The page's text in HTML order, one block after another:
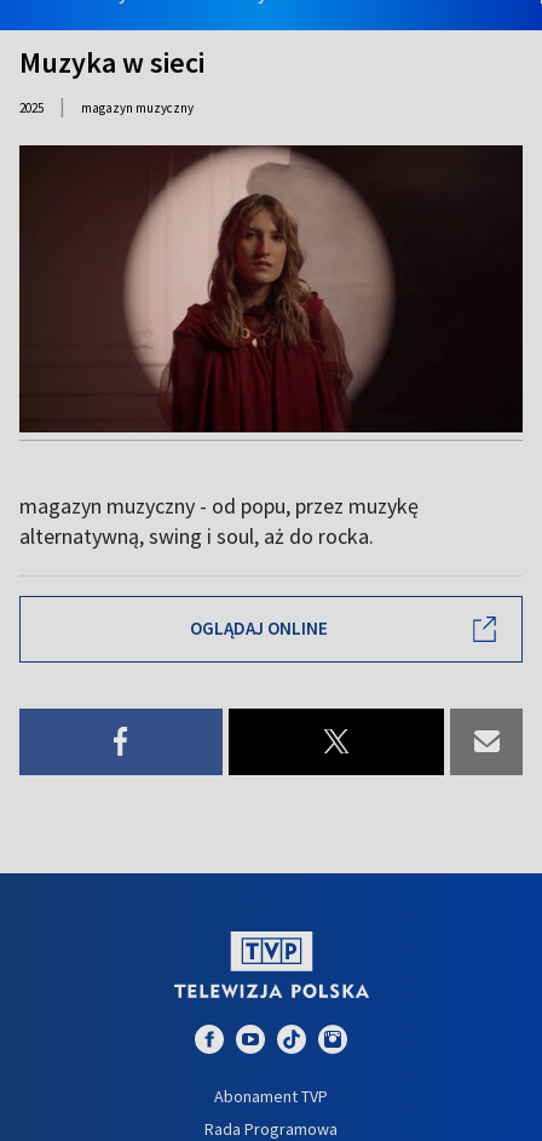
Muzyka w sieci
2025 | magazyn muzyczny
magazyn muzyczny - od popu, przez muzykę
alternatywną, swing i soul, aż do rocka.
OGLĄDAJ ONLINE
Abonament TVP
Rada Programowa